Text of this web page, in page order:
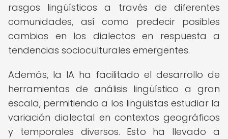
rasgos lingüísticos a través de diferentes
comunidades, así como predecir posibles
cambios en los dialectos en respuesta a
tendencias socioculturales emergentes.
Además, la IA ha facilitado el desarrollo de
herramientas de análisis lingüístico a gran
escala, permitiendo a los lingüistas estudiar la
variación dialectal en contextos geográficos
y temporales diversos. Esto ha llevado a